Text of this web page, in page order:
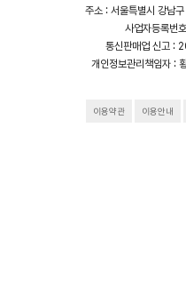
주소 : 서울특별시 강남
사업자등록
통신판매업 신고
개인정보관리책임자 :
이용약관 이용안내